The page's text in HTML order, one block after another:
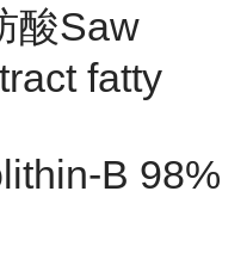
酸Saw
fatty
B 98%